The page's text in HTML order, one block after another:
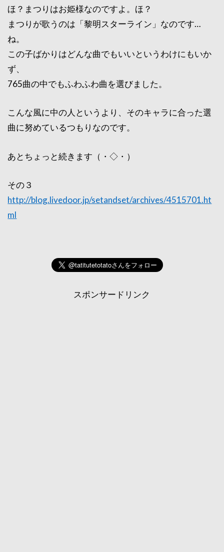
ほ？まつりはお姫様なのですよ。ほ？
まつりが歌うのは「黎明スターライン」なのです…
ね。
この子ばかりはどんな曲でもいいというわけにもいか
ず、
765曲の中でもふわふわ曲を選びました。
こんな風に中の人というより、そのキャラに合った選
曲に努めているつもりなのです。
あとちょっと続きます（・◇・）ゞ
その３
http://blog.livedoor.jp/setandset/archives/4515701.ht
ml
スポンサードリンク